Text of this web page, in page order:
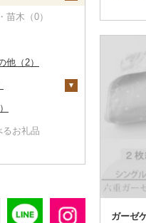
チン用品
品（10）
ラクター
（0）
（44）
（0）
（15）
手袋（0）
小物（1）
苗木（0）
他（2）
ス（0）
）
るお礼品
ガーゼ